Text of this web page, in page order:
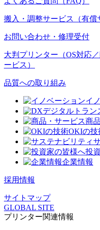
搬入・調整サービス（有償
お問い合わせ・修理受付
大判プリンター（OS対応
ービス）
品質への取り組み
イ
デジタルトラン
商
OKIの技
投
企業情報
採用情報
サイトマップ
GLOBAL SITE
プリンター関連情報